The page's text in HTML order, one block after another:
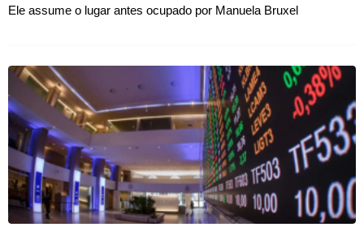
Ele assume o lugar antes ocupado por Manuela Bruxel